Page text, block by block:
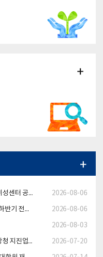
[채용] 2026년도 제4회 국가기상위성센터 공무직 근로자(연구원) 채용 안내 2026-08-06
[채용] 한국과학영재학교 2026년 하반기 전임교원(지구과학) 채용 공고 2026-08-06
2026-08-03
[기상기후인재개발원] 26년도 기상청 지진업무 이해 대학생 하계연수 과정 안내 2026-07-20